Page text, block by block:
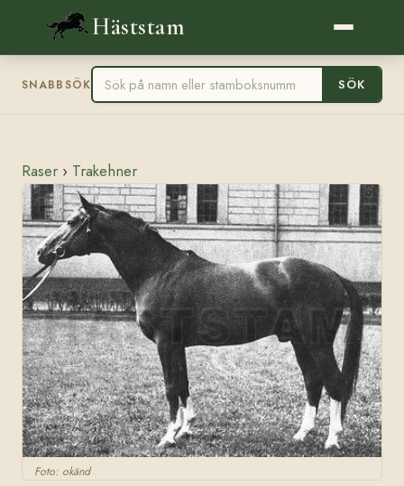
Häststam
SNABBSÖK SÖK
Raser › Trakehner
Foto: okänd